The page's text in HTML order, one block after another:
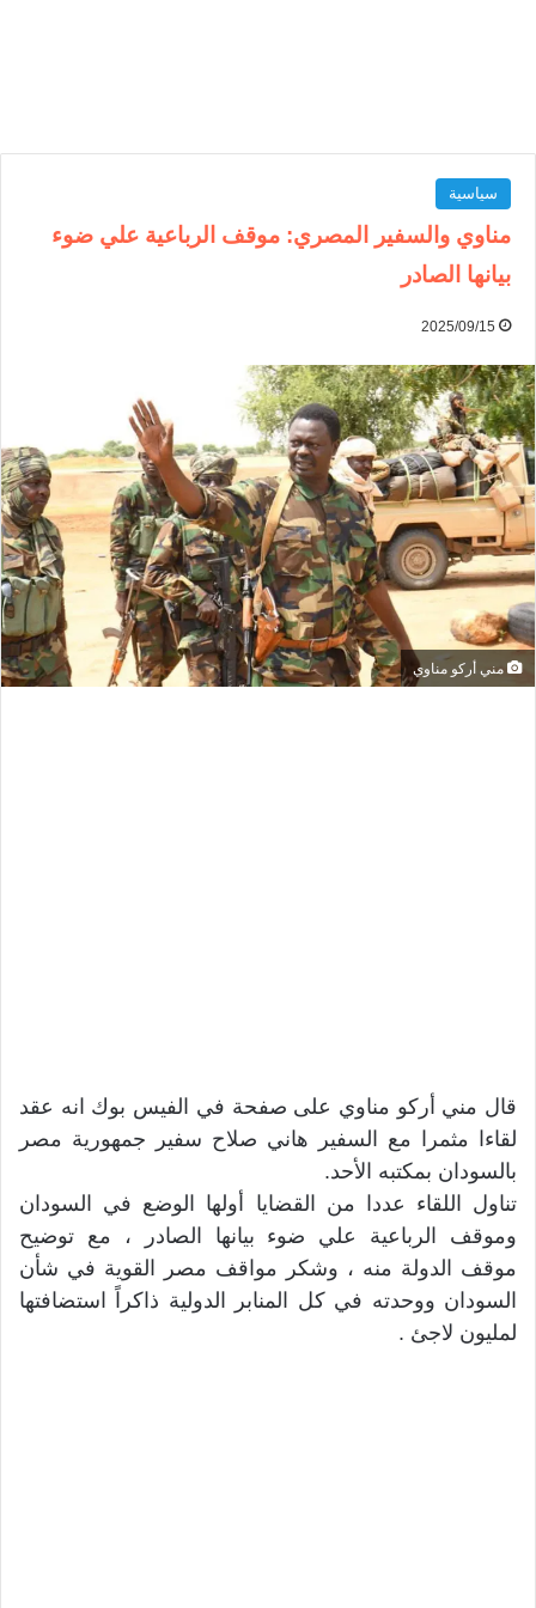
سياسية
مناوي والسفير المصري: موقف الرباعية علي ضوء
بيانها الصادر
2025/09/15
مني أركو مناوي
قال مني أركو مناوي على صفحة في الفيس بوك انه عقد
لقاءا مثمرا مع السفير هاني صلاح سفير جمهورية مصر
بالسودان بمكتبه الأحد.
تناول اللقاء عددا من القضايا أولها الوضع في السودان
وموقف الرباعية علي ضوء بيانها الصادر ، مع توضيح
موقف الدولة منه ، وشكر مواقف مصر القوية في شأن
السودان ووحدته في كل المنابر الدولية ذاكراً استضافتها
لمليون لاجئ .